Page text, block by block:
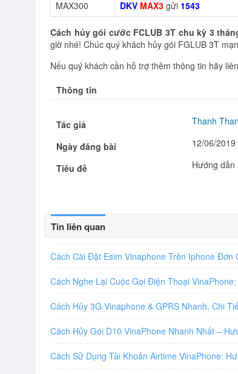
MAX300 DKV MAX3gửi 1543
Cách hủy gói cước FCLUB 3T chu kỳ 3
giờ nhé! Chúc quý khách hủy gói FGLUB 3T
Nếu quý khách cần hỗ trợ thêm thông tin hãy
Thông tin
Tác giả Thanh
Ngày đăng bài 12/06/2019
Tiêu đề Hướng dẫn
Tin liên quan
Cách Cài Đặt Esim Vinaphone Trên Iphone Đơn
Cách Nghe Lại Cuộc Gọi Điện Thoại
Cách Hủy 3G Vinaphone & GPRS Nhanh, Chi
Cách Hủy Gói D10 VinaPhone Nhanh Nhất –
Cách Sử Dụng Tài Khoản Airtime VinaPhone: